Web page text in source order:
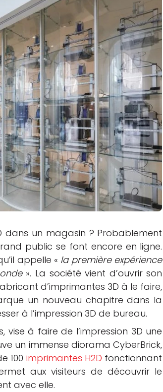
dans un magasin ? Probablement
public se font encore en ligne.
appelle « la première expérience
». La société vient d’ouvrir son
d’imprimantes 3D à le faire,
un nouveau chapitre dans la
à l’impression 3D de bureau.
vise à faire de l’impression 3D une
un immense diorama CyberBrick,
100 imprimantes H2D fonctionnant
aux visiteurs de découvrir le
avec elle.